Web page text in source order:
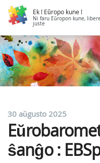
Ek ! Eŭropo kune !
Ni faru Eŭropon kune,
juste
30 aŭgusto 2025
ŝanĝo :